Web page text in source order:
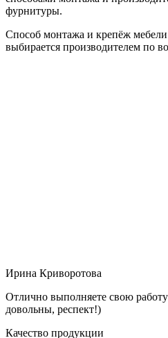
фурнитуры.
Способ монтажа и крепёж
выбирается производителем по
Ирина Криворотова
Отлично выполняете свою
довольны, респект!)
Качество продукции